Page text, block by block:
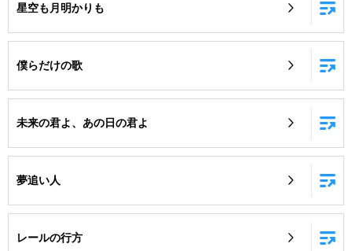
星空も月明かりも
僕らだけの歌
未来の君よ、あの日の君よ
夢追い人
レールの行方